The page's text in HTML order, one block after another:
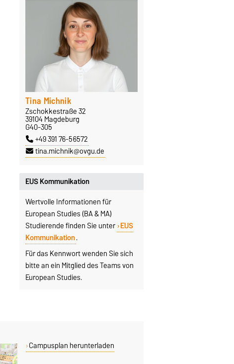
Tina Michnik
Zschokkestraße 32
39104 Magdeburg
G40-305
+49 391 76-56572
tina.michnik@ovgu.de
EUS Kommunikation
Wertvolle Informationen für
European Studies (BA & MA)
Studierende finden Sie unter EUS
Kommunikation.
Für das Kennwort wenden Sie sich
bitte an ein Mitglied des Teams von
European Studies.
Campusplan herunterladen